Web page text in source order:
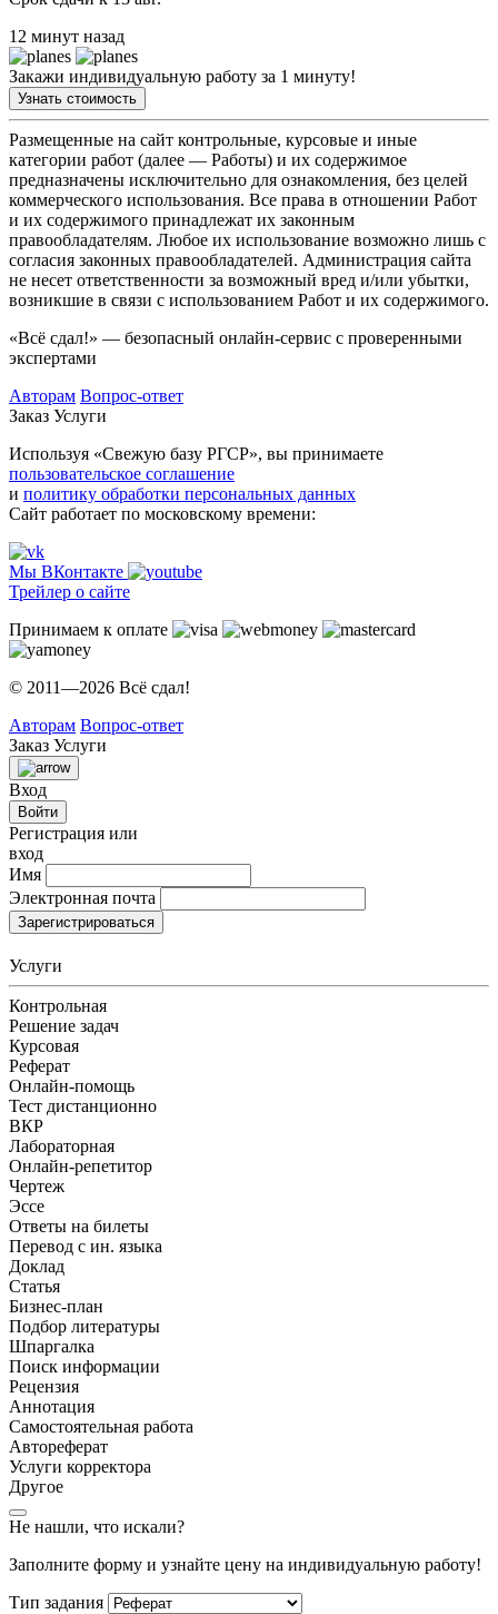
12 минут назад
Закажи индивидуальную работу за 1 минуту!
Узнать стоимость
Размещенные на сайт контрольные, курсовые и иные
категории работ (далее — Работы) и их содержимое
предназначены исключительно для ознакомления, без целей
коммерческого использования. Все права в отношении Работ
и их содержимого принадлежат их законным
правообладателям. Любое их использование возможно лишь с
согласия законных правообладателей. Администрация сайта
не несет ответственности за возможный вред и/или убытки,
возникшие в связи с использованием Работ и их содержимого.
«Всё сдал!» — безопасный онлайн-сервис с проверенными
экспертами
Авторам Вопрос-ответ
Заказ Услуги
Используя «Свежую базу РГСР», вы принимаете
пользовательское соглашение
и политику обработки персональных данных
Сайт работает по московскому времени:
Мы ВКонтакте
Трейлер о сайте
Принимаем к оплате
© 2011—2026 Всё сдал!
Авторам Вопрос-ответ
Заказ Услуги
Вход
Войти
Регистрация или
вход
Имя
Электронная почта
Зарегистрироваться
Услуги
Контрольная
Решение задач
Курсовая
Реферат
Онлайн-помощь
Тест дистанционно
ВКР
Лабораторная
Онлайн-репетитор
Чертеж
Эссе
Ответы на билеты
Перевод с ин. языка
Доклад
Статья
Бизнес-план
Подбор литературы
Шпаргалка
Поиск информации
Рецензия
Аннотация
Самостоятельная работа
Автореферат
Услуги корректора
Другое
Не нашли, что искали?
Заполните форму и узнайте цену на индивидуальную работу!
Тип задания